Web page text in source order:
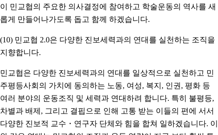
이 민교협의 주요한 의사결정에 참여하고 학술운동의 역사를 새
롭게 만들어나가도록 돕고 함께 하겠습니다.
(10) 민교협 2.0은 다양한 진보세력과의 연대를 실천하는 조직을
지향합니다.
민교협은 다양한 진보세력과의 연대를 일상적으로 실천하고 민
주평등사회의 가치에 동의하는 노동, 여성, 복지, 인권, 평화 등
여러 분야의 운동조직 및 세력과 연대하려 합니다. 특히 불평등,
차별과 배제, 그리고 결핍으로 인해 고통 받는 이들의 편에 서서
다양한 진보적 교수・연구자 단체와 힘을 합쳐 일하겠습니다. 이